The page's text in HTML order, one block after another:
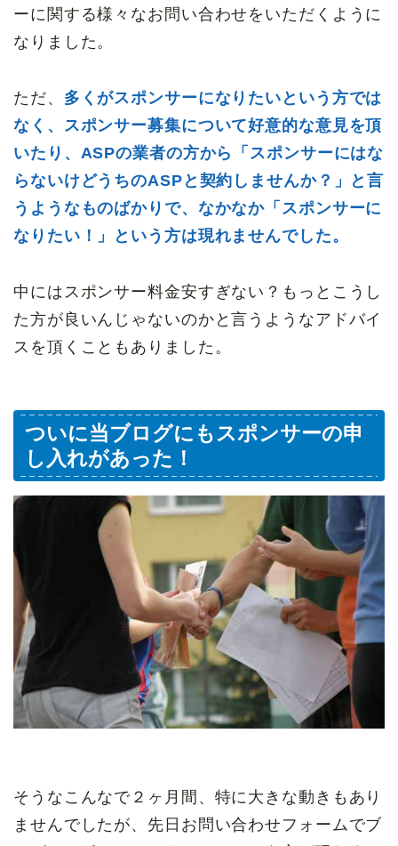
ーに関する様々なお問い合わせをいただくように
なりました。
ただ、 多くがスポンサーになりたいという方では
なく、スポンサー募集について好意的な意見を頂
いたり、ASPの業者の方から「スポンサーにはな
らないけどうちのASPと契約しませんか？」と言
うようなものばかりで、なかなか「スポンサーに
なりたい！」という方は現れませんでした。
中にはスポンサー料金安すぎない？もっとこうし
た方が良いんじゃないのかと言うようなアドバイ
スを頂くこともありました。
ついに当ブログにもスポンサーの申
し入れがあった！
そうなこんなで２ヶ月間、特に大きな動きもあり
ませんでしたが、先日お問い合わせフォームでブ